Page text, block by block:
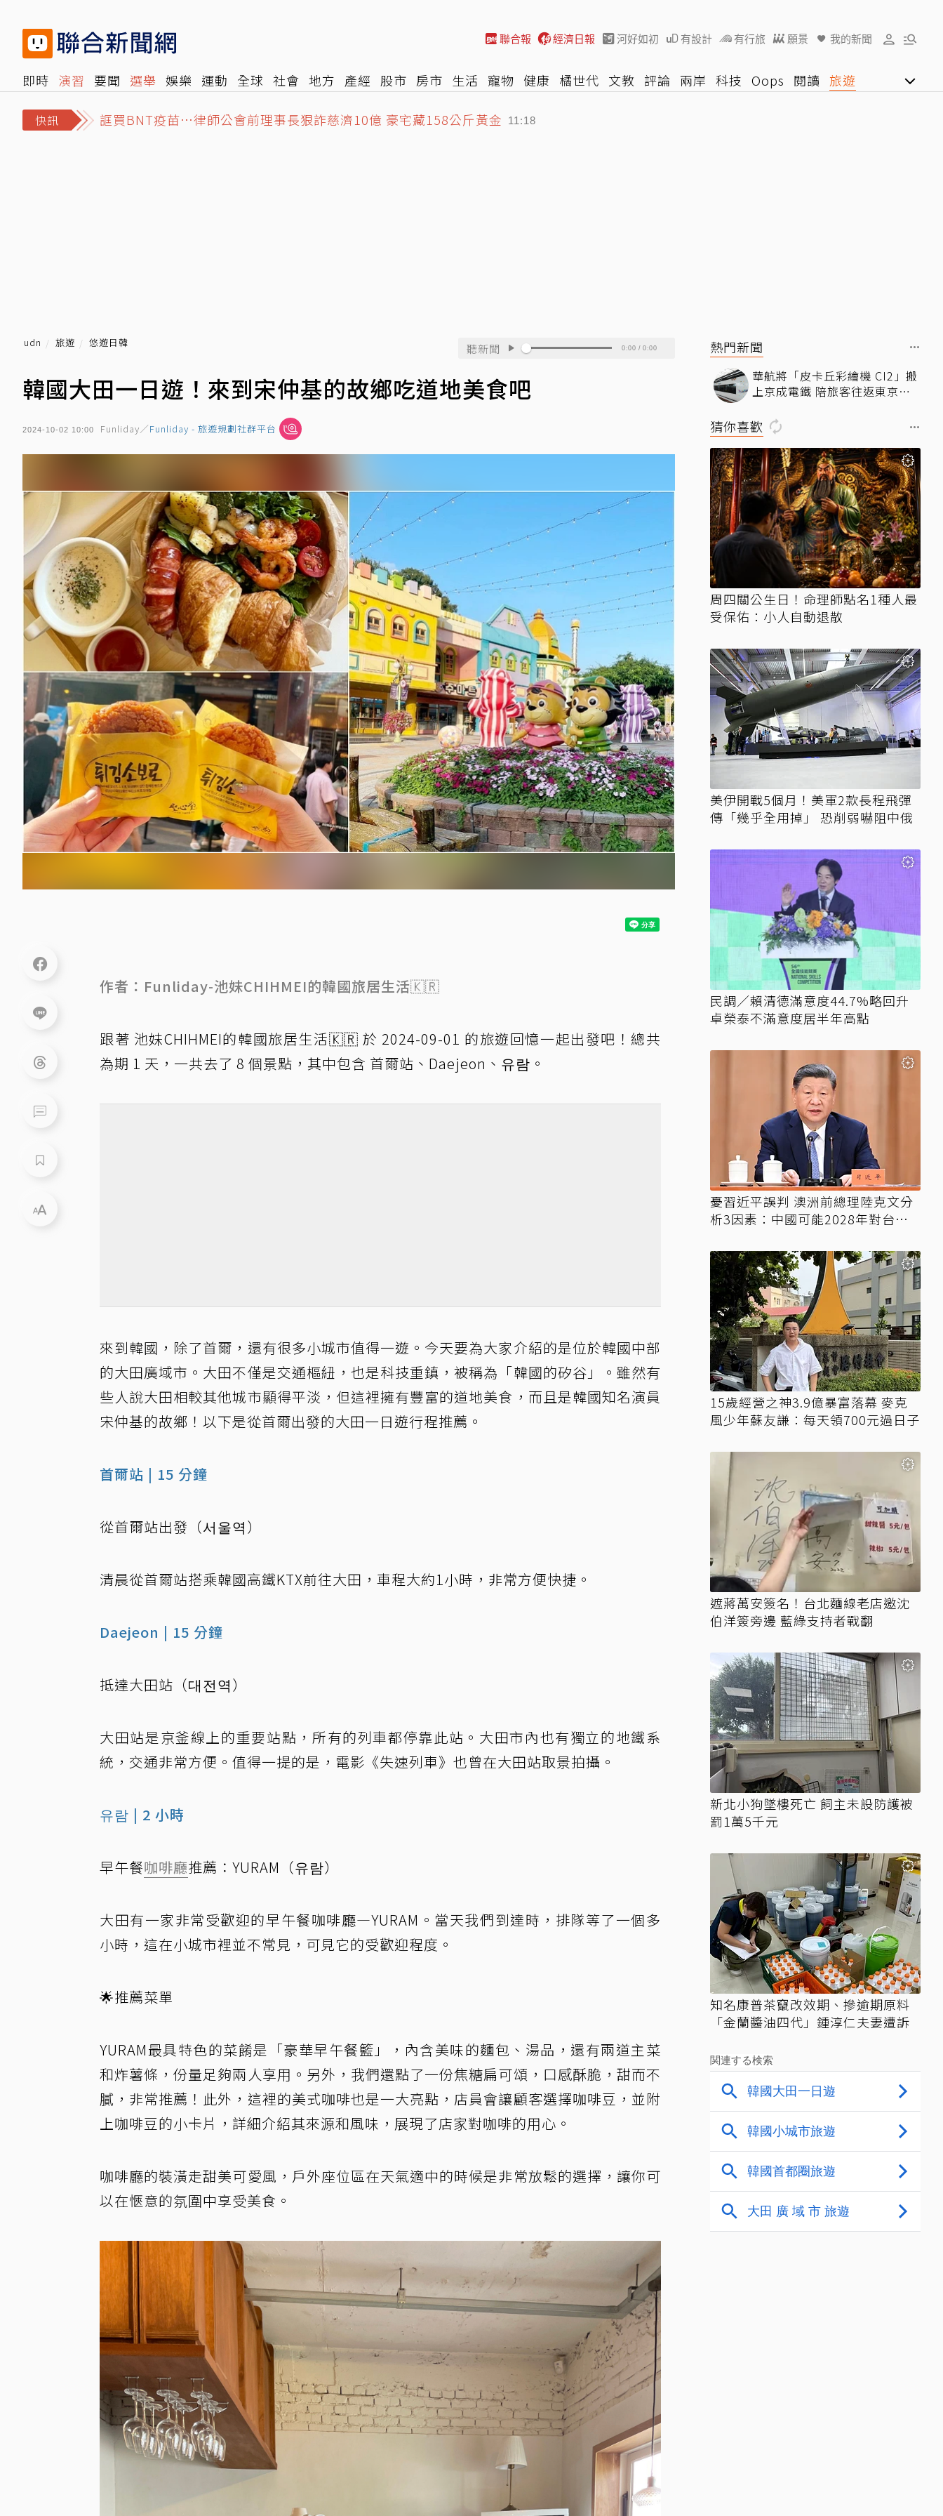
聯合報 經濟日報 河好如初 有設計 有行旅 願景 我的新聞
即時 演習 要聞 選舉 娛樂 運動 全球 社會 地方 產經 股市 房市 生活 寵物 健康 橘世代 文教 評論 兩岸 科技 Oops 閱讀 旅遊
快訊
誆買BNT疫苗…律師公會前理事長狠詐慈濟10億 豪宅藏158公斤黃金
71歲姜厚任戀上小2輪女友！她曝「七世因緣」：3歲就認定是他 10:59
udn 旅遊 悠遊日韓 聽新聞 0:00 / 0:00
韓國大田一日遊！來到宋仲基的故鄉吃道地美食吧
2024-10-02 10:00 Funliday／Funliday - 旅遊規劃社群平台
作者：Funliday-池妹CHIHMEI的韓國旅居生活🇰🇷
跟著 池妹CHIHMEI的韓國旅居生活🇰🇷 於 2024-09-01 的旅遊回憶一起出發吧！總共
為期 1 天，一共去了 8 個景點，其中包含 首爾站、Daejeon、유람。
來到韓國，除了首爾，還有很多小城市值得一遊。今天要為大家介紹的是位於韓國中部
的大田廣域市。大田不僅是交通樞紐，也是科技重鎮，被稱為「韓國的矽谷」。雖然有
些人說大田相較其他城市顯得平淡，但這裡擁有豐富的道地美食，而且是韓國知名演員
宋仲基的故鄉！以下是從首爾出發的大田一日遊行程推薦。
首爾站 | 15 分鐘
從首爾站出發（서울역）
清晨從首爾站搭乘韓國高鐵KTX前往大田，車程大約1小時，非常方便快捷。
Daejeon | 15 分鐘
抵達大田站（대전역）
大田站是京釜線上的重要站點，所有的列車都停靠此站。大田市內也有獨立的地鐵系
統，交通非常方便。值得一提的是，電影《失速列車》也曾在大田站取景拍攝。
유람 | 2 小時
早午餐咖啡廳推薦：YURAM（유람）
大田有一家非常受歡迎的早午餐咖啡廳—YURAM。當天我們到達時，排隊等了一個多
小時，這在小城市裡並不常見，可見它的受歡迎程度。
🌟推薦菜單
YURAM最具特色的菜餚是「豪華早午餐籃」，內含美味的麵包、湯品，還有兩道主菜
和炸薯條，份量足夠兩人享用。另外，我們還點了一份焦糖扁可頌，口感酥脆，甜而不
膩，非常推薦！此外，這裡的美式咖啡也是一大亮點，店員會讓顧客選擇咖啡豆，並附
上咖啡豆的小卡片，詳細介紹其來源和風味，展現了店家對咖啡的用心。
咖啡廳的裝潢走甜美可愛風，戶外座位區在天氣適中的時候是非常放鬆的選擇，讓你可
以在愜意的氛圍中享受美食。
熱門新聞
華航將「皮卡丘彩繪機 CI2」搬
上京成電鐵 陪旅客往返東京成
猜你喜歡
周四關公生日！命理師點名1種人最
受保佑：小人自動退散
美伊開戰5個月！美軍2款長程飛彈
傳「幾乎全用掉」 恐削弱嚇阻中俄
民調／賴清德滿意度44.7%略回升
卓榮泰不滿意度居半年高點
憂習近平誤判 澳洲前總理陸克文分
析3因素：中國可能2028年對台動
15歲經營之神3.9億暴富落幕 麥克
風少年蘇友謙：每天領700元過日子
遮蔣萬安簽名！台北麵線老店邀沈
伯洋簽旁邊 藍綠支持者戰翻
新北小狗墜樓死亡 飼主未設防護被
罰1萬5千元
知名康普茶竄改效期、摻逾期原料
「金蘭醬油四代」鍾淳仁夫妻遭訴